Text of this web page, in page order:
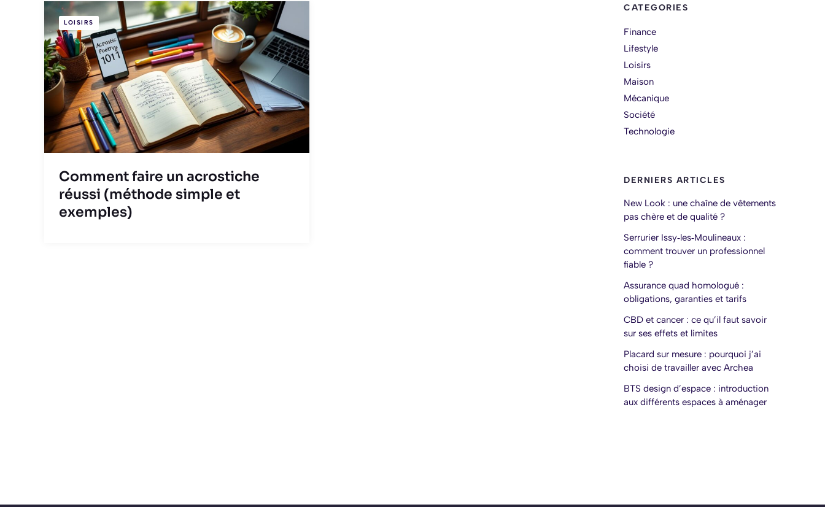
LOISIRS
Comment faire un acrostiche
réussi (méthode simple et
exemples)
CATEGORIES
Finance
Lifestyle
Loisirs
Maison
Mécanique
Société
Technologie
DERNIERS ARTICLES
New Look : une chaîne de vêtements
pas chère et de qualité ?
Serrurier Issy‑les‑Moulineaux :
comment trouver un professionnel
fiable ?
Assurance quad homologué :
obligations, garanties et tarifs
CBD et cancer : ce qu’il faut savoir
sur ses effets et limites
Placard sur mesure : pourquoi j’ai
choisi de travailler avec Archea
BTS design d’espace : introduction
aux différents espaces à aménager